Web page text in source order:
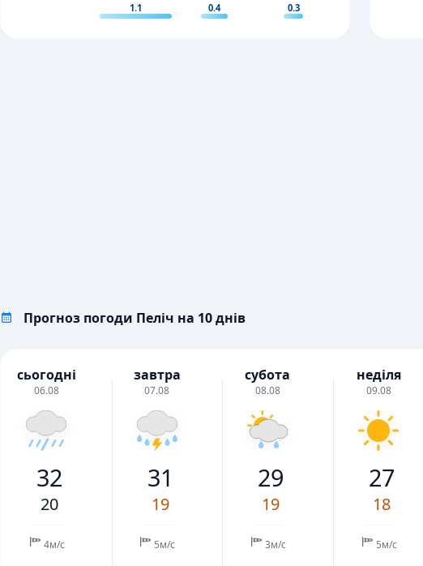
1.1 0.4 0.3
Прогноз погоди Пеліч на 10 днів
сьогодні
06.08
32
20
4м/с
завтра
07.08
31
19
5м/с
субота
08.08
29
19
3м/с
неділя
09.08
27
18
5м/с